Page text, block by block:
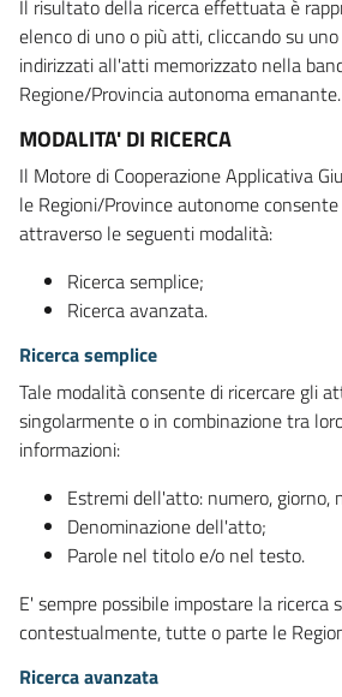
Il risultato della ricerca effettuata è
elenco di uno o più atti, cliccando su
indirizzati all'atti memorizzato nella
Regione/Provincia autonoma emanante.
MODALITA' DI RICERCA
Il Motore di Cooperazione Applicativa
le Regioni/Province autonome
attraverso le seguenti modalità:
Ricerca semplice;
Ricerca avanzata.
Ricerca semplice
Tale modalità consente di ricercare gli
singolarmente o in combinazione tra
informazioni:
Estremi dell'atto: numero, giorno,
Denominazione dell'atto;
Parole nel titolo e/o nel testo.
E' sempre possibile impostare la ricerca
contestualmente, tutte o parte le
Ricerca avanzata